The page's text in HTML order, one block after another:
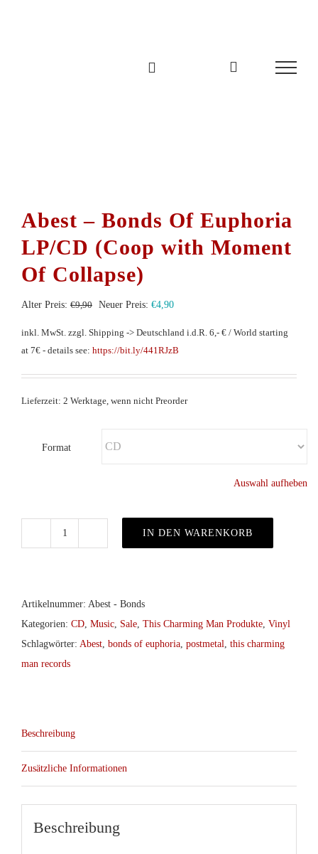
Abest – Bonds Of Euphoria
LP/CD (Coop with Moment
Of Collapse)
Alter Preis: €9,90 Ursprünglicher
Neuer Preis: €4,90Aktueller
inkl. MwSt. zzgl. Shipping -> Deutschland i.d.R. 6,- € / World starting
at 7€ - details see: https://bit.ly/441RJzB
Lieferzeit: 2 Werktage, wenn nicht Preorder
Format
Auswahl aufheben
Of
Euphoria
LP/CD
(Coop
Collapse)
IN DEN WARENKORB
Artikelnummer: Abest - Bonds
Kategorien: CD Music Sale This Charming Man Produkte Vinyl
Schlagwörter: Abest bonds of euphoria postmetal this charming
man records
Beschreibung
Zusätzliche Informationen
Beschreibung